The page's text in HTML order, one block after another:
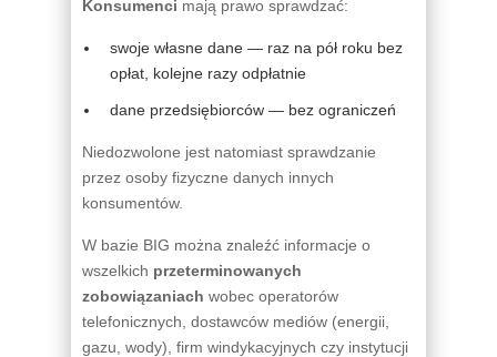
Konsumenci mają prawo sprawdzać:
swoje własne dane — raz na pół roku bez
opłat, kolejne razy odpłatnie
dane przedsiębiorców — bez ograniczeń
Niedozwolone jest natomiast sprawdzanie
przez osoby fizyczne danych innych
konsumentów.
W bazie BIG można znaleźć informacje o
wszelkich przeterminowanych
zobowiązaniach wobec operatorów
telefonicznych, dostawców mediów (energii,
gazu, wody), firm windykacyjnych czy instytucji